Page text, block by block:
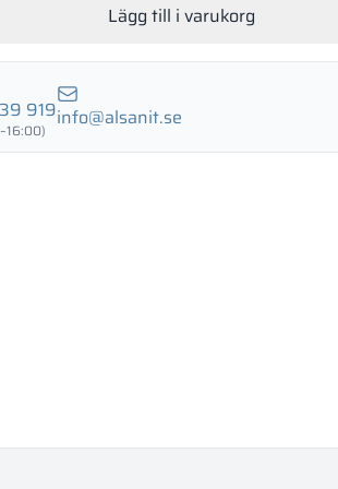
Lägg till i varukorg
919info@alsanit.se
WILD OAK
PORTO CHERRY